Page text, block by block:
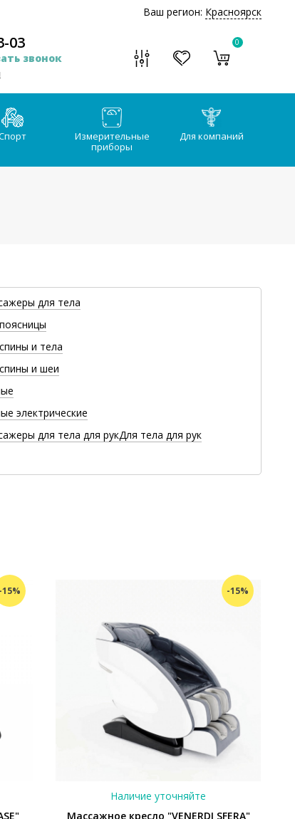
Ваш регион: Красноярск
03
звонок
0
Измерительные
приборы
Для компаний
для тела
и тела
и шеи
электрические
для тела для рукДля тела для рук
-15% -15%
Наличие уточняйте
Массажное кресло "VENERDI SFERA"